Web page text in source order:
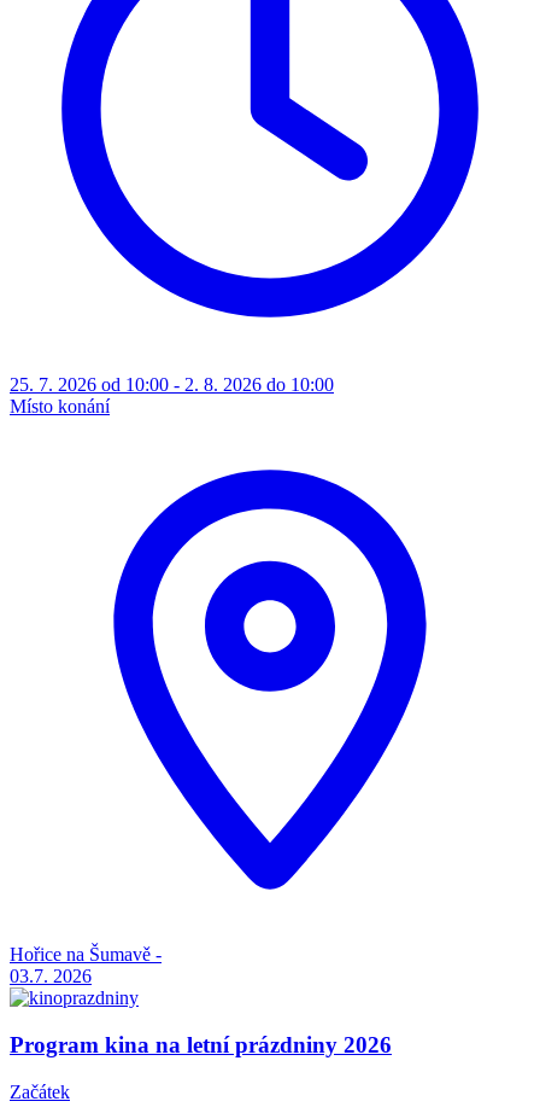
25. 7. 2026 od 10:00 - 2. 8. 2026 do 10:00
Místo konání
Hořice na Šumavě -
03.7. 2026
Program kina na letní prázdniny 2026
Začátek